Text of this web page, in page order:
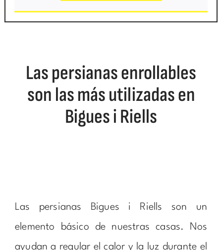
Las persianas enrollables
son las más utilizadas en
Bigues i Riells
Las persianas Bigues i Riells son un
elemento básico de nuestras casas. Nos
ayudan a regular el calor y la luz durante el